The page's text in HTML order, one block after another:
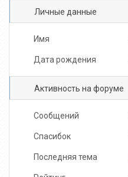
Личные данные
Имя
Дата рождения
Активность на форуме
Сообщений
Спасибок
Последняя тема